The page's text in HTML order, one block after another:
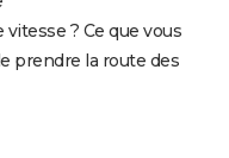
? Ce que vous
prendre la route des